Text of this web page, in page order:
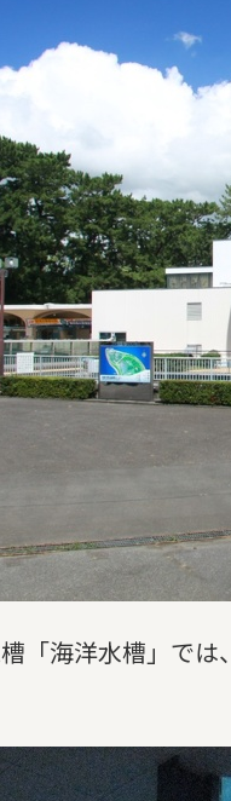
「海洋水槽」で